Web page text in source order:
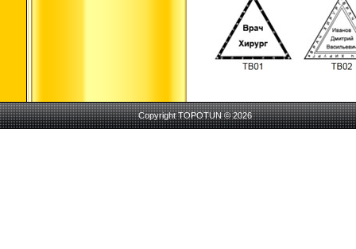
Copyright TOPOTUN © 2026